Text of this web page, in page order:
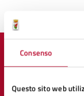
Consenso
Questo sito web
Ultimo aggiornamento:
Quanto sono
pagina?